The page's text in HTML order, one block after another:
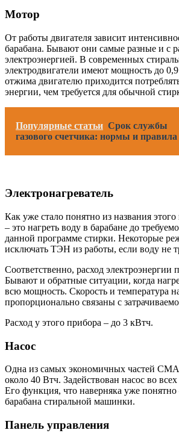
Мотор
От работы двигателя зависит
барабана. Бывают они самые разные и с
электроэнергией. В современных
электродвигатели имеют мощность до
отжима двигателю приходится
энергии, чем требуется для обычной
Популярные статьи Срок службы
газового счетчика: нормы и правила
Электронагреватель
Как уже стало понятно из названия этого
– это нагреть воду в барабане до
данной программе стирки. Некоторые
исключать ТЭН из работы, если воду не
Соответственно, расход электроэнергии
Бывают и обратные ситуации, когда
всю мощность. Скорость и температура
пропорционально связаны с
Расход у этого прибора – до 3 кВтч.
Насос
Одна из самых экономичных частей
около 40 Втч. Задействован насос во
Его функция, что наверняка уже понятно
барабана стиральной машинки.
Панель управления